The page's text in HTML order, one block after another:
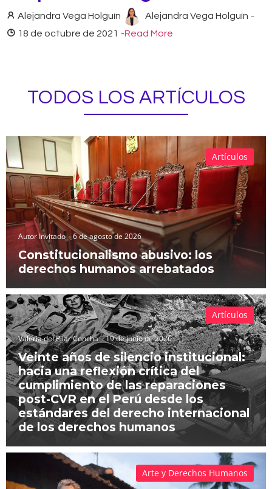
Alejandra Vega Holguín Alejandra Vega Holguín -
18 de octubre de 2021 -Read More
TODOS LOS ARTÍCULOS
Autor Invitado 6 de agosto de 2026
Constitucionalismo abusivo: los
derechos humanos arrebatados
Artículos
Valeria del Pilar Concha 19 de junio de 2026
Veinte años de silencio institucional:
hacia una reflexión crítica del
cumplimiento de las reparaciones
post-CVR en el Perú desde los
estándares del derecho internacional
de los derechos humanos
Artículos
Arte y Derechos Humanos